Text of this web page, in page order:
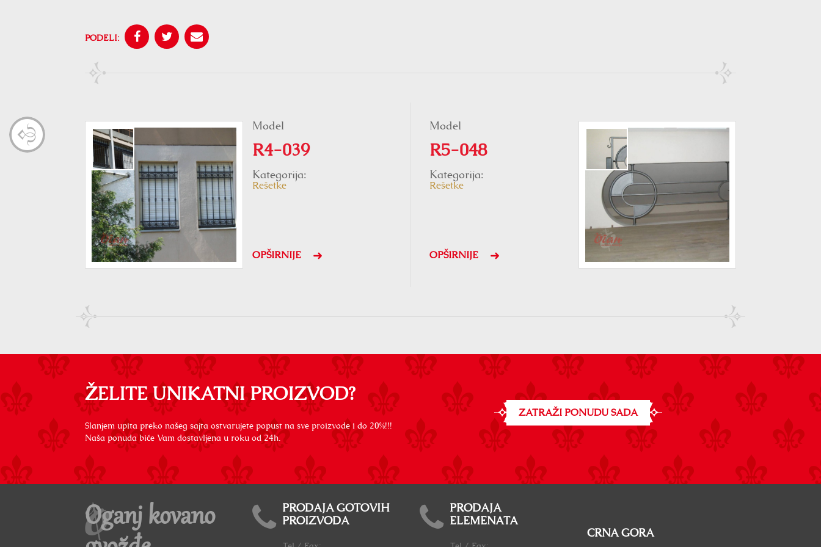
PODELI:
Model
R4-039
Kategorija:
Rešetke
OPŠIRNIJE
Model
R5-048
Kategorija:
Rešetke
OPŠIRNIJE
ŽELITE UNIKATNI PROIZVOD?
Slanjem upita preko našeg sajta ostvarujete popust na sve proizvode i do 20%!!!
Naša ponuda biće Vam dostavljena u roku od 24h.
ZATRAŽI PONUDU SADA
Oganj kovano
PRODAJA GOTOVIH
PROIZVODA
PRODAJA
ELEMENATA
CRNA GORA